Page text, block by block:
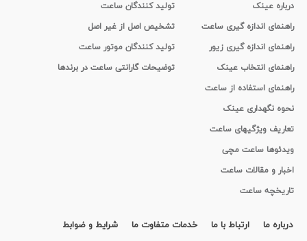
درباره عینک
راهنمای اندازه گیری ساعت
راهنمای اندازه گیری زیور
راهنمای انتخاب عینک
راهنمای استفاده از ساعت
نحوه نگهداری عینک
تعاریف ویژگیهای ساعت
ویدئوها ساعت مچی
اخبار و مقالات ساعت
تاریخچه ساعت
تولید کنندگان ساعت
تشخیص اصل از غیر اصل
تولید کنندگان موتور ساعت
توضیحات گارانتی ساعت در برندها
درباره ما ارتباط با ما خدمات متفاوت ما
شرایط و ضوابط